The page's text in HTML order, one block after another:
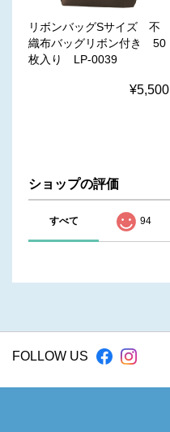
リボンバッグSサイズ 不
織布バッグリボン付き 50
枚入り LP-0039
¥5,500
ショップの評価
すべて 94
FOLLOW US